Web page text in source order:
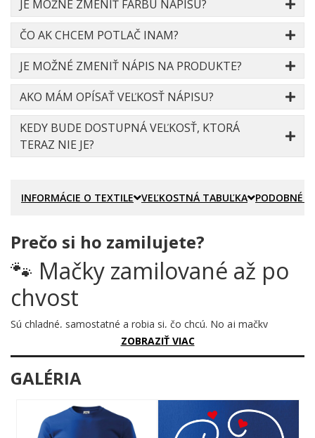
JE MOŽNÉ ZMENIŤ FARBU NÁPISU?
ČO AK CHCEM POTLAČ INAM?
JE MOŽNÉ ZMENIŤ NÁPIS NA PRODUKTE?
AKO MÁM OPÍSAŤ VEĽKOSŤ NÁPISU?
KEDY BUDE DOSTUPNÁ VEĽKOSŤ, KTORÁ
TERAZ NIE JE?
INFORMÁCIE O TEXTILE VEĽKOSTNÁ TABUĽKA PODOBNÉ
Prečo si ho zamilujete?
🐾 Mačky zamilované až po
chvost
Sú chladné, samostatné a robia si, čo chcú. No aj mačky
niekedy podľahnú. Tento motív zachytáva ten vzácny okamih,
keď dve mačacie srdcia bijú v jednom rytme – a chvosty sa
prirodzene prepletajú do tvaru srdca. Príroda to jednoducho vie
najlepšie.
Prečo je tento motív úžasný?
ZOBRAZIŤ VIAC
GALÉRIA